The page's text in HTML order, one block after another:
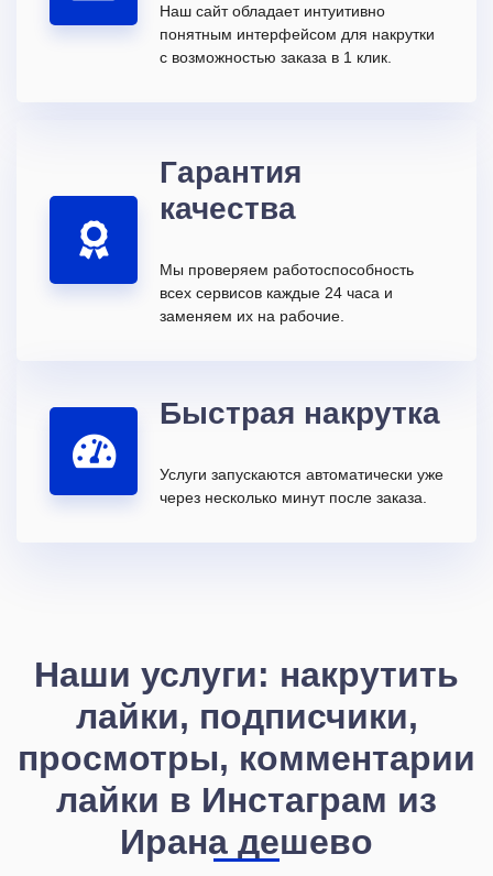
Наш сайт обладает интуитивно
понятным интерфейсом для накрутки
с возможностью заказа в 1 клик.
Гарантия
качества
Мы проверяем работоспособность
всех сервисов каждые 24 часа и
заменяем их на рабочие.
Быстрая накрутка
Услуги запускаются автоматически уже
через несколько минут после заказа.
Наши услуги: накрутить
лайки, подписчики,
просмотры, комментарии
лайки в Инстаграм из
Ирана дешево